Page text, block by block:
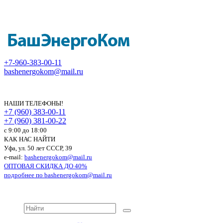
+7-960-383-00-11
bashenergokom@mail.ru
НАШИ ТЕЛЕФОНЫ!
+7 (960) 383-00-11
+7 (960) 381-00-22
c 9:00 до 18:00
КАК НАС НАЙТИ
Уфа, ул. 50 лет СССР, 39
e-mail: bashenergokom@mail.ru
ОПТОВАЯ СКИДКА ДО 40%
подробнее по bashenergokom@mail.ru